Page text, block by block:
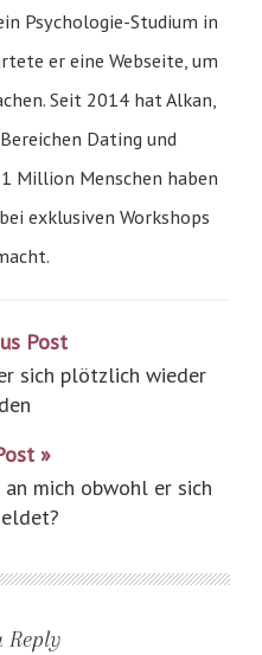
Psychologie-Studium in
er eine Webseite, um
Seit 2014 hat Alkan,
Dating und
Million Menschen haben
exklusiven Workshops
Post
sich plötzlich wieder
»
mich obwohl er sich
Reply